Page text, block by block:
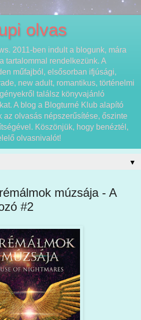
olvas
2011-ben indult a blogunk, mára
tartalommal rendelkezünk. A
műfajból, elsősorban ifjúsági,
new adult, romantikus, történelmi
találsz könyvajánló
A blog a Blogturné Klub alapító
az olvasás népszerűsítése, őszinte
Köszönjük, hogy benéztél,
olvasnivalót!
▼
múzsája - A
#2